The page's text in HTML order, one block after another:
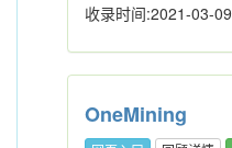
收录时间:2021-03-09
OneMining